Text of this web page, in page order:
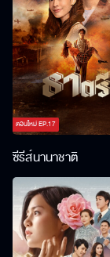
ตอนใหม่EP.17
ซีรีส์นานาชาติ